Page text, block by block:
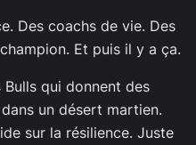
Des coachs de vie. Des
Et puis il y a ça.
qui donnent des
un désert martien.
sur la résilience. Juste